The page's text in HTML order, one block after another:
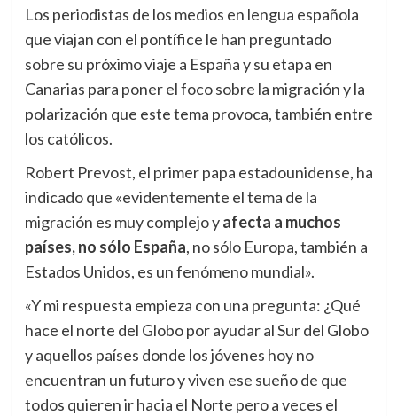
Los periodistas de los medios en lengua española
que viajan con el pontífice le han preguntado
sobre su próximo viaje a España y su etapa en
Canarias para poner el foco sobre la migración y la
polarización que este tema provoca, también entre
los católicos.
Robert Prevost, el primer papa estadounidense, ha
indicado que «evidentemente el tema de la
migración es muy complejo yafecta a muchos
países, no sólo España, no sólo Europa, también a
Estados Unidos, es un fenómeno mundial».
«Y mi respuesta empieza con una pregunta: ¿Qué
hace el norte del Globo por ayudar al Sur del Globo
y aquellos países donde los jóvenes hoy no
encuentran un futuro y viven ese sueño de que
todos quieren ir hacia el Norte pero a veces el